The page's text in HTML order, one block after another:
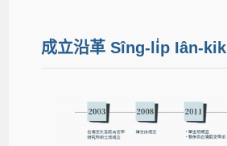
成立沿革 Sîng-li̍p Iân-kik